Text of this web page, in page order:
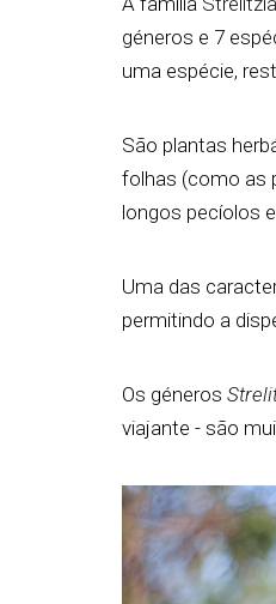
géneros e 7
uma espécie,
São plantas
folhas (como as
longos pecíolos
Uma das
permitindo a
Os géneros
viajante - são